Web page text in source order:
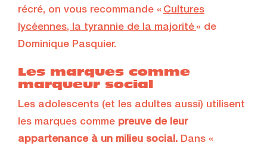
récré, on vous recommande « Cultures
lycéennes, la tyrannie de la majorité » de
Dominique Pasquier.
Les marques comme
marqueur social
Les adolescents (et les adultes aussi) utilisent
les marques comme preuve de leur
appartenance à un milieu social. Dans «